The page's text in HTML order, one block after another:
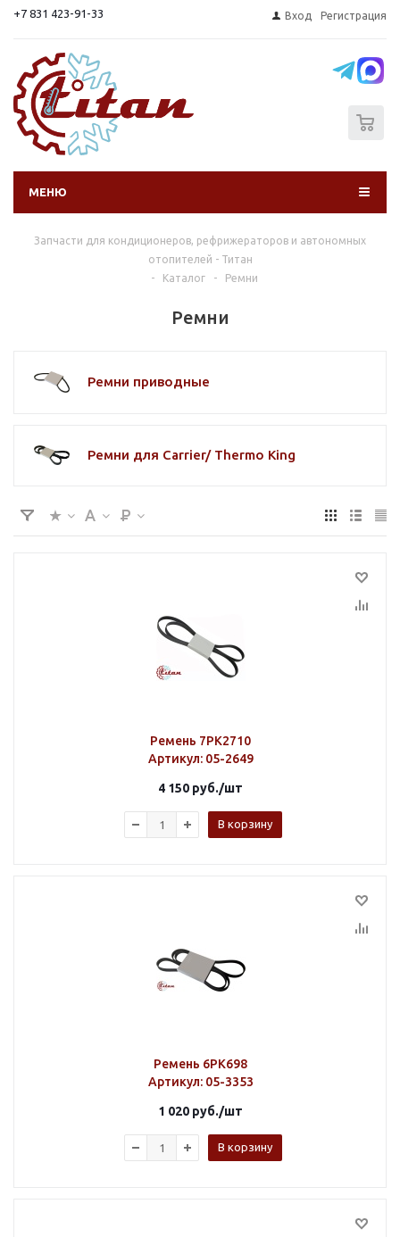
+7 831 423-91-33 Вход Регистрация
МЕНЮ
Запчасти для кондиционеров, рефрижераторов и автономных
отопителей - Титан
-
Каталог - Ремни
Ремни
Ремни приводные
Ремни для Carrier/ Thermo King
Ремень 7PK2710
Артикул: 05-2649
4 150 руб./шт
В корзину
Ремень 6PK698
Артикул: 05-3353
1 020 руб./шт
В корзину